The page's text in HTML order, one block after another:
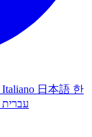
Italiano 日本語 한
עברית